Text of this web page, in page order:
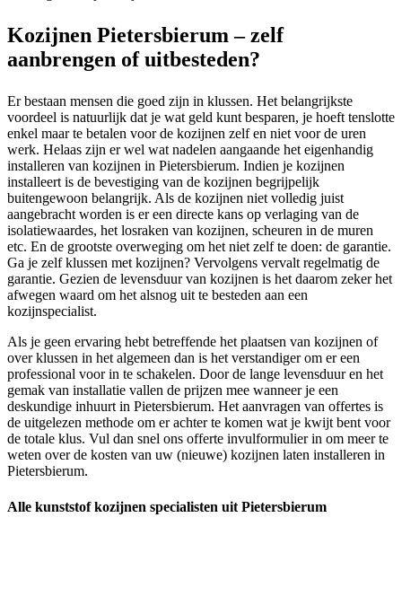
Kozijnen Pietersbierum – zelf
aanbrengen of uitbesteden?
Er bestaan mensen die goed zijn in klussen. Het belangrijkste
voordeel is natuurlijk dat je wat geld kunt besparen, je hoeft tenslotte
enkel maar te betalen voor de kozijnen zelf en niet voor de uren
werk. Helaas zijn er wel wat nadelen aangaande het eigenhandig
installeren van kozijnen in Pietersbierum. Indien je kozijnen
installeert is de bevestiging van de kozijnen begrijpelijk
buitengewoon belangrijk. Als de kozijnen niet volledig juist
aangebracht worden is er een directe kans op verlaging van de
isolatiewaardes, het losraken van kozijnen, scheuren in de muren
etc. En de grootste overweging om het niet zelf te doen: de garantie.
Ga je zelf klussen met kozijnen? Vervolgens vervalt regelmatig de
garantie. Gezien de levensduur van kozijnen is het daarom zeker het
afwegen waard om het alsnog uit te besteden aan een
kozijnspecialist.
Als je geen ervaring hebt betreffende het plaatsen van kozijnen of
over klussen in het algemeen dan is het verstandiger om er een
professional voor in te schakelen. Door de lange levensduur en het
gemak van installatie vallen de prijzen mee wanneer je een
deskundige inhuurt in Pietersbierum. Het aanvragen van offertes is
de uitgelezen methode om er achter te komen wat je kwijt bent voor
de totale klus. Vul dan snel ons offerte invulformulier in om meer te
weten over de kosten van uw (nieuwe) kozijnen laten installeren in
Pietersbierum.
Alle kunststof kozijnen specialisten uit Pietersbierum